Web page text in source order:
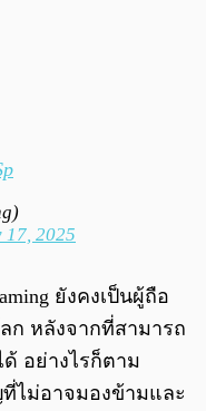
17, 2025
ยังคงเป็นผู้ถือ
ก หลังจากที่สามารถ
ด้ อย่างไรก็ตาม
ไม่อาจมองข้ามและ